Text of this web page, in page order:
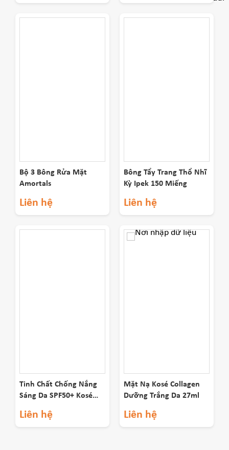
Bộ 3 Bông Rửa Mặt
Amortals
Liên hệ
Bông Tẩy Trang Thổ Nhĩ
Kỳ Ipek 150 Miếng
Liên hệ
Tinh Chất Chống Nắng
Sáng Da SPF50+ Kosé
Liên hệ
Mặt Nạ Kosé Collagen
Dưỡng Trắng Da 27ml
Liên hệ